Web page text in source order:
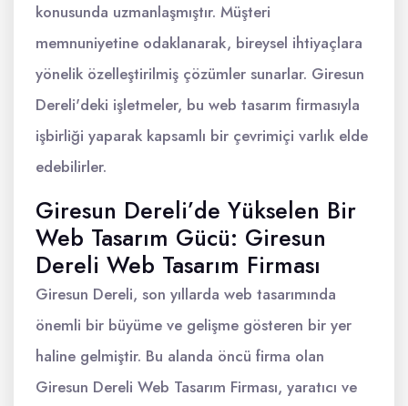
konusunda uzmanlaşmıştır. Müşteri
memnuniyetine odaklanarak, bireysel ihtiyaçlara
yönelik özelleştirilmiş çözümler sunarlar. Giresun
Dereli'deki işletmeler, bu web tasarım firmasıyla
işbirliği yaparak kapsamlı bir çevrimiçi varlık elde
edebilirler.
Giresun Dereli’de Yükselen Bir
Web Tasarım Gücü: Giresun
Dereli Web Tasarım Firması
Giresun Dereli, son yıllarda web tasarımında
önemli bir büyüme ve gelişme gösteren bir yer
haline gelmiştir. Bu alanda öncü firma olan
Giresun Dereli Web Tasarım Firması, yaratıcı ve